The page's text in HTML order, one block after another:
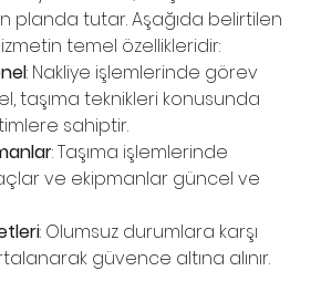
planda tutar. Aşağıda belirtilen
temel özellikleridir:
: Nakliye işlemlerinde görev
taşıma teknikleri konusunda
sahiptir.
: Taşıma işlemlerinde
ve ekipmanlar güncel ve
: Olumsuz durumlara karşı
güvence altına alınır.